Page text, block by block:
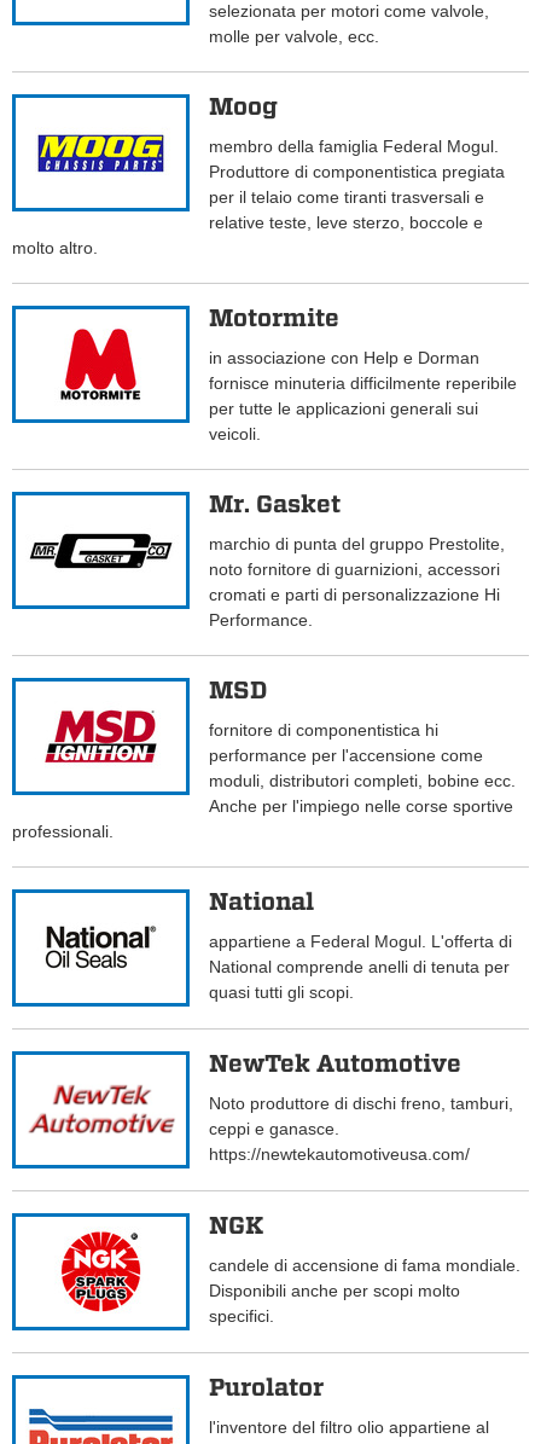
selezionata per motori come valvole,
molle per valvole, ecc.
Moog
membro della famiglia Federal Mogul.
Produttore di componentistica pregiata
per il telaio come tiranti trasversali e
relative teste, leve sterzo, boccole e
molto altro.
Motormite
in associazione con Help e Dorman
fornisce minuteria difficilmente reperibile
per tutte le applicazioni generali sui
veicoli.
Mr. Gasket
marchio di punta del gruppo Prestolite,
noto fornitore di guarnizioni, accessori
cromati e parti di personalizzazione Hi
Performance.
MSD
fornitore di componentistica hi
performance per l'accensione come
moduli, distributori completi, bobine ecc.
Anche per l'impiego nelle corse sportive
professionali.
National
appartiene a Federal Mogul. L'offerta di
National comprende anelli di tenuta per
quasi tutti gli scopi.
NewTek Automotive
Noto produttore di dischi freno, tamburi,
ceppi e ganasce.
https://newtekautomotiveusa.com/
NGK
candele di accensione di fama mondiale.
Disponibili anche per scopi molto
specifici.
Purolator
l'inventore del filtro olio appartiene al